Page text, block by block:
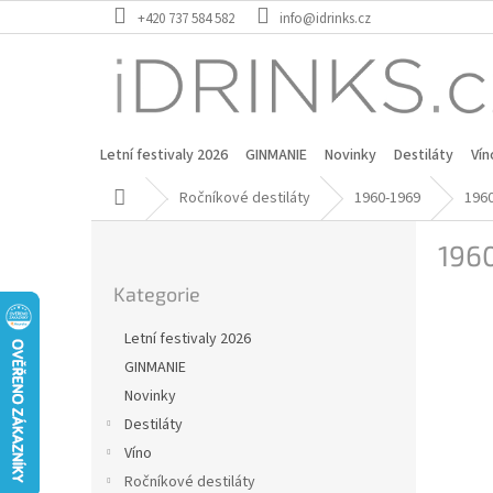
na
+420 737 584 582 info@idrinks.cz
Letní festivaly 2026 GINMANIE Novinky Destiláty
Domů Ročníkové destiláty 1960-1969
kategorie
Kategorie
Letní festivaly 2026
GINMANIE
Novinky
Destiláty
Víno
Ročníkové destiláty